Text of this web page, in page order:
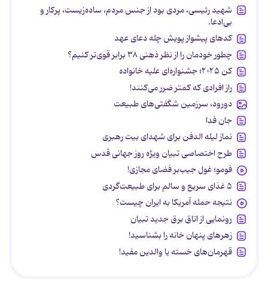
شهید رئیسی، مردی بود از جنس مردم، ساده‌زیست، پرکار و
بی‌ادعا.
کدهای پیشواز پویش چله دعای عهد
چطور خودمان را از نظر ذهنی ۳۸ برابر قوی‌تر کنیم؟
کن ۲۰۲۵؛ جشنواره‌ای علیه خانواده
راز افرادی که کمتر ضرر می‌کنند!
دورود، سرزمین شگفتی‌های طبیعت
جان فدا
نماز لیله الدفن برای شهدای بیت رهبری
طرح اختصاصی تبیان ویژه روز جهانی قدس
فومو؛ غول جیب‌بر فضای مجازی!
۵ غذای سریع و سالم برای طبیعت‌گردی
نتیجه حمله آمریکا به ایران چیست؟
رونمایی از اتاق برق جدید تبیان
زهرهای پنهان خانه را بشناسید!
قهرمان‌های خسته یا والدین مفید!